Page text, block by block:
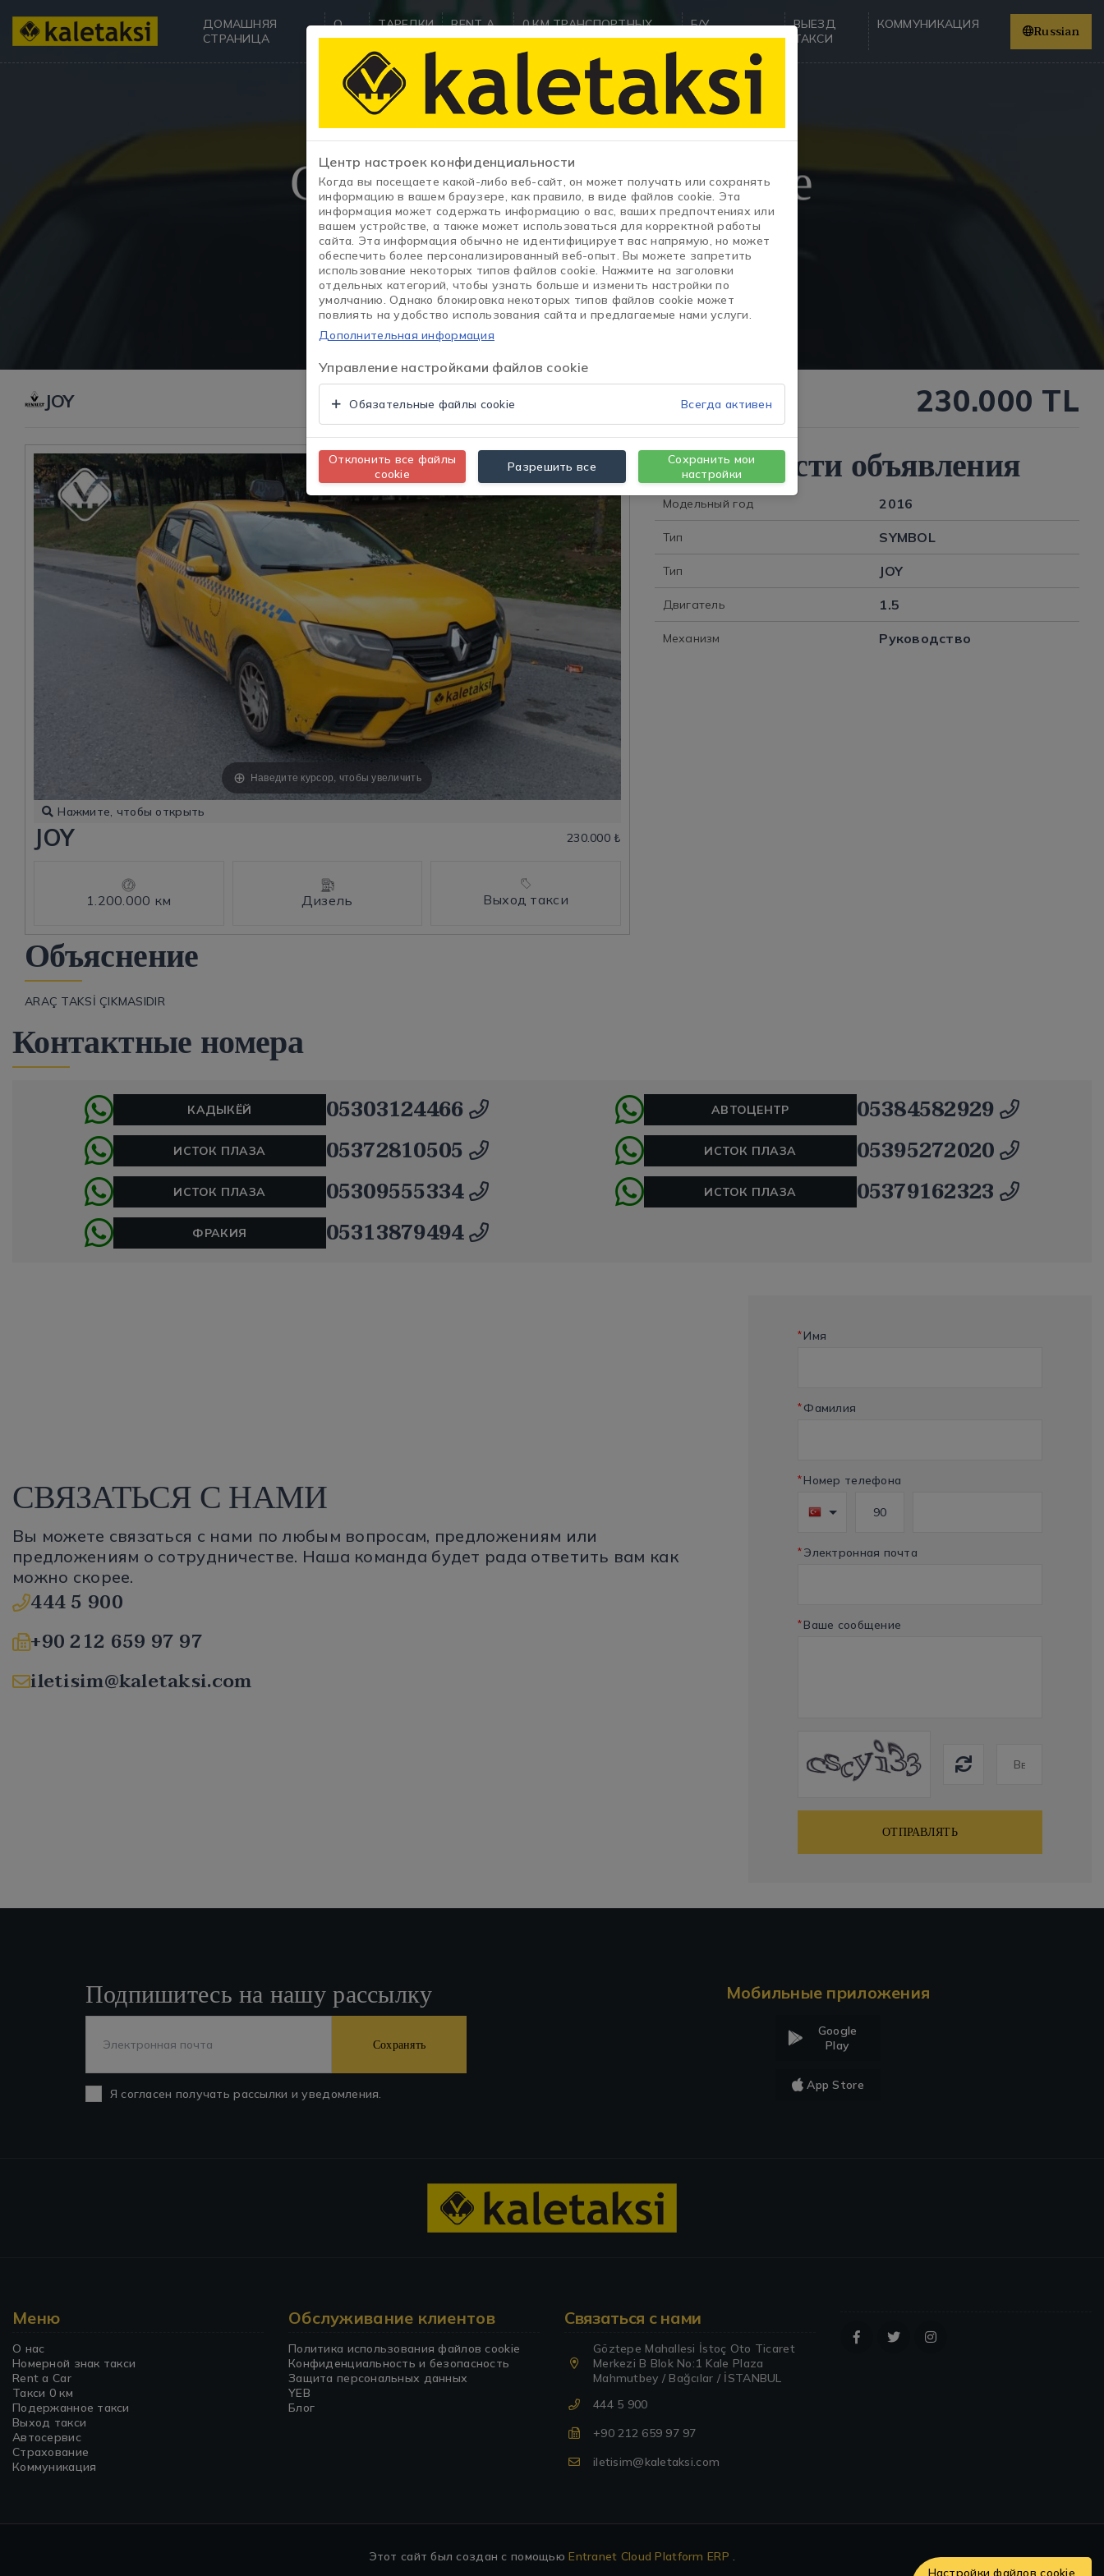
ДОМАШНЯЯ
СТРАНИЦА
О
НАС
ТАРЕЛКИ
RENT A
CAR
0 КМ ТРАНСПОРТНЫХ
СРЕДСТВ
Б/У
АВТОМОБИЛИ
ВЫЕЗД
ТАКСИ
КОММУНИКАЦИЯ Russian
Сведения об автомобиле
Домашняя страница / JOY
JOY 230.000 TL
Наведите курсор, чтобы увеличить
Нажмите, чтобы открыть
JOY 230.000 ₺
1.200.000 км Дизель Выход такси
Подробности объявления
Модельный год 2016
Тип SYMBOL
Тип JOY
Двигатель 1.5
Механизм Руководство
Объяснение
ARAÇ TAKSİ ÇIKMASIDIR
Контактные номера
КАДЫКЁЙ 05303124466 АВТОЦЕНТР 05384582929
ИСТОК ПЛАЗА 05372810505 ИСТОК ПЛАЗА 05395272020
ИСТОК ПЛАЗА 05309555334 ИСТОК ПЛАЗА 05379162323
ФРАКИЯ 05313879494
СВЯЗАТЬСЯ С НАМИ
Вы можете связаться с нами по любым вопросам, предложениям или
предложениям о сотрудничестве. Наша команда будет рада ответить вам как
можно скорее.
444 5 900
+90 212 659 97 97
iletisim@kaletaksi.com
* Имя
* Фамилия
* Номер телефона
* Электронная почта
* Ваше сообщение
ОТПРАВЛЯТЬ
Подпишитесь на нашу рассылку
Сохранять
Я согласен получать рассылки и уведомления.
Мобильные приложения
Google
Play
App Store
Меню
О нас
Номерной знак такси
Rent a Car
Такси 0 км
Подержанное такси
Выход такси
Автосервис
Страхование
Коммуникация
Обслуживание клиентов
Политика использования файлов cookie
Конфиденциальность и безопасность
Защита персональных данных
YEB
Блог
Связаться с нами
Göztepe Mahallesi İstoç Oto Ticaret
Merkezi B Blok No:1 Kale Plaza
Mahmutbey / Bağcılar / İSTANBUL
444 5 900
+90 212 659 97 97
iletisim@kaletaksi.com
Этот сайт был создан с помощьюEntranet Cloud Platform ERP .
Центр настроек конфиденциальности
Когда вы посещаете какой-либо веб-сайт, он может получать или сохранять
информацию в вашем браузере, как правило, в виде файлов cookie. Эта
информация может содержать информацию о вас, ваших предпочтениях или
вашем устройстве, а также может использоваться для корректной работы
сайта. Эта информация обычно не идентифицирует вас напрямую, но может
обеспечить более персонализированный веб-опыт. Вы можете запретить
использование некоторых типов файлов cookie. Нажмите на заголовки
отдельных категорий, чтобы узнать больше и изменить настройки по
умолчанию. Однако блокировка некоторых типов файлов cookie может
повлиять на удобство использования сайта и предлагаемые нами услуги.
Дополнительная информация
Управление настройками файлов cookie
Обязательные файлы cookie Всегда активен
Отклонить все файлы
cookie
Разрешить все
Сохранить мои
настройки